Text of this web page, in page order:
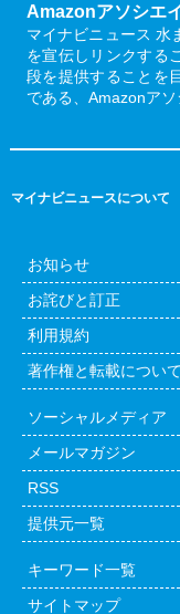
Amazonアソシエ
マイナビニュース 水
を宣伝しリンクする
段を提供することを
である、Amazonアソ
マイナビニュースについて
お知らせ
お詫びと訂正
利用規約
著作権と転載について
ソーシャルメディア
メールマガジン
RSS
提供元一覧
キーワード一覧
サイトマップ